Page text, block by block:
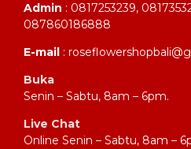
Admin : 0817253239,
087860186888
E-mail :
Buka
Senin – Sabtu, 8am – 6pm.
Live Chat
Online Senin – Sabtu, 8am –